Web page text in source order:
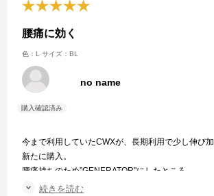
腰痛に効く
色：L サイズ：BL
no name
今まで利用していたCWXが、長期利用で少し伸び
新たに購入。
腰痛持ちのため”GENERATOR"にしたところ
いつもの腰痛が軽減できました。（種目はバドミン
続きを読む